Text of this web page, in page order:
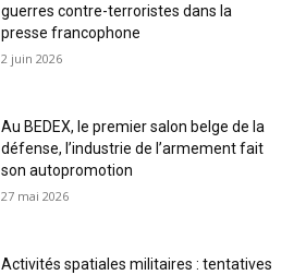
guerres contre-terroristes dans la
presse francophone
2 juin 2026
Au BEDEX, le premier salon belge de la
défense, l’industrie de l’armement fait
son autopromotion
27 mai 2026
Activités spatiales militaires : tentatives